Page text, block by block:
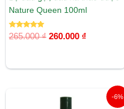
Nature Queen 100ml
Được xếp
hạng
265.000₫ 260.000 ₫
-6%